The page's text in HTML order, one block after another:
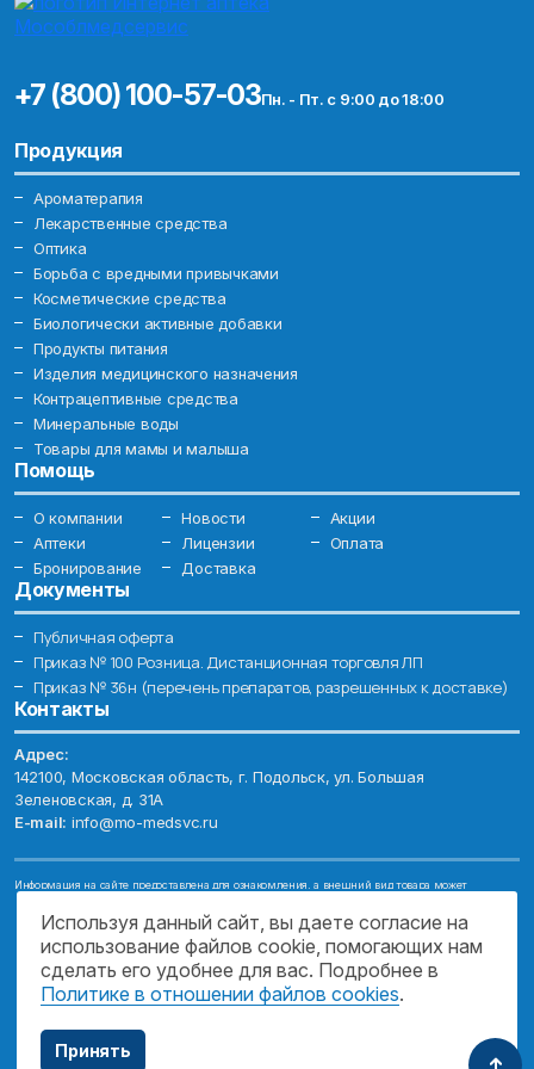
+7 (800) 100-57-03Пн. - Пт. с 9:00 до 18:00
Продукция
Ароматерапия
Лекарственные средства
Оптика
Борьба с вредными привычками
Косметические средства
Биологически активные добавки
Продукты питания
Изделия медицинского назначения
Контрацептивные средства
Минеральные воды
Товары для мамы и малыша
Помощь
О компании Новости
Акции
Аптеки
Лицензии
Оплата
Бронирование
Доставка
Документы
Публичная оферта
Приказ № 100 Розница. Дистанционная торговля ЛП
Приказ № 36н (перечень препаратов, разрешенных к доставке)
Контакты
Адрес:
142100, Московская область, г. Подольск, ул. Большая
Зеленовская, д. 31А
E-mail: info@mo-medsvc.ru
Информация на сайте предоставлена для ознакомления, а внешний вид товара может
Имеются противопоказания, проконсультируйтесь со специалистом!
© 2026. ГОСУДАРСТВЕННОЕ БЮДЖЕТНОЕ УЧРЕЖДЕНИЕ МОСКОВСКОЙ
ОБЛАСТИ "МОСОБЛМЕДСЕРВИС"
ПОДДЕРЖКА САЙТА
Используя данный сайт, вы даете согласие на
использование файлов cookie, помогающих нам
сделать его удобнее для вас. Подробнее в
Политике в отношении файлов cookies.
Принять